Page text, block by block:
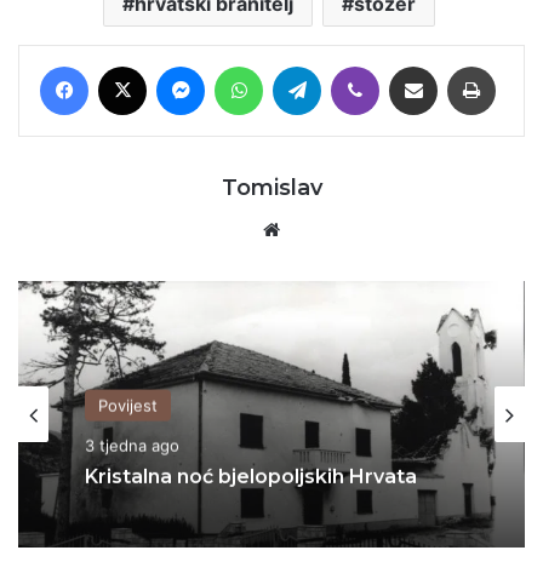
Facebook MessengerWhatsAppTelegram Viber Podijeli putem E-maila
Tomislav
Povijest
3 tjedna ago
Kristalna noć bjelopoljskih Hrvata